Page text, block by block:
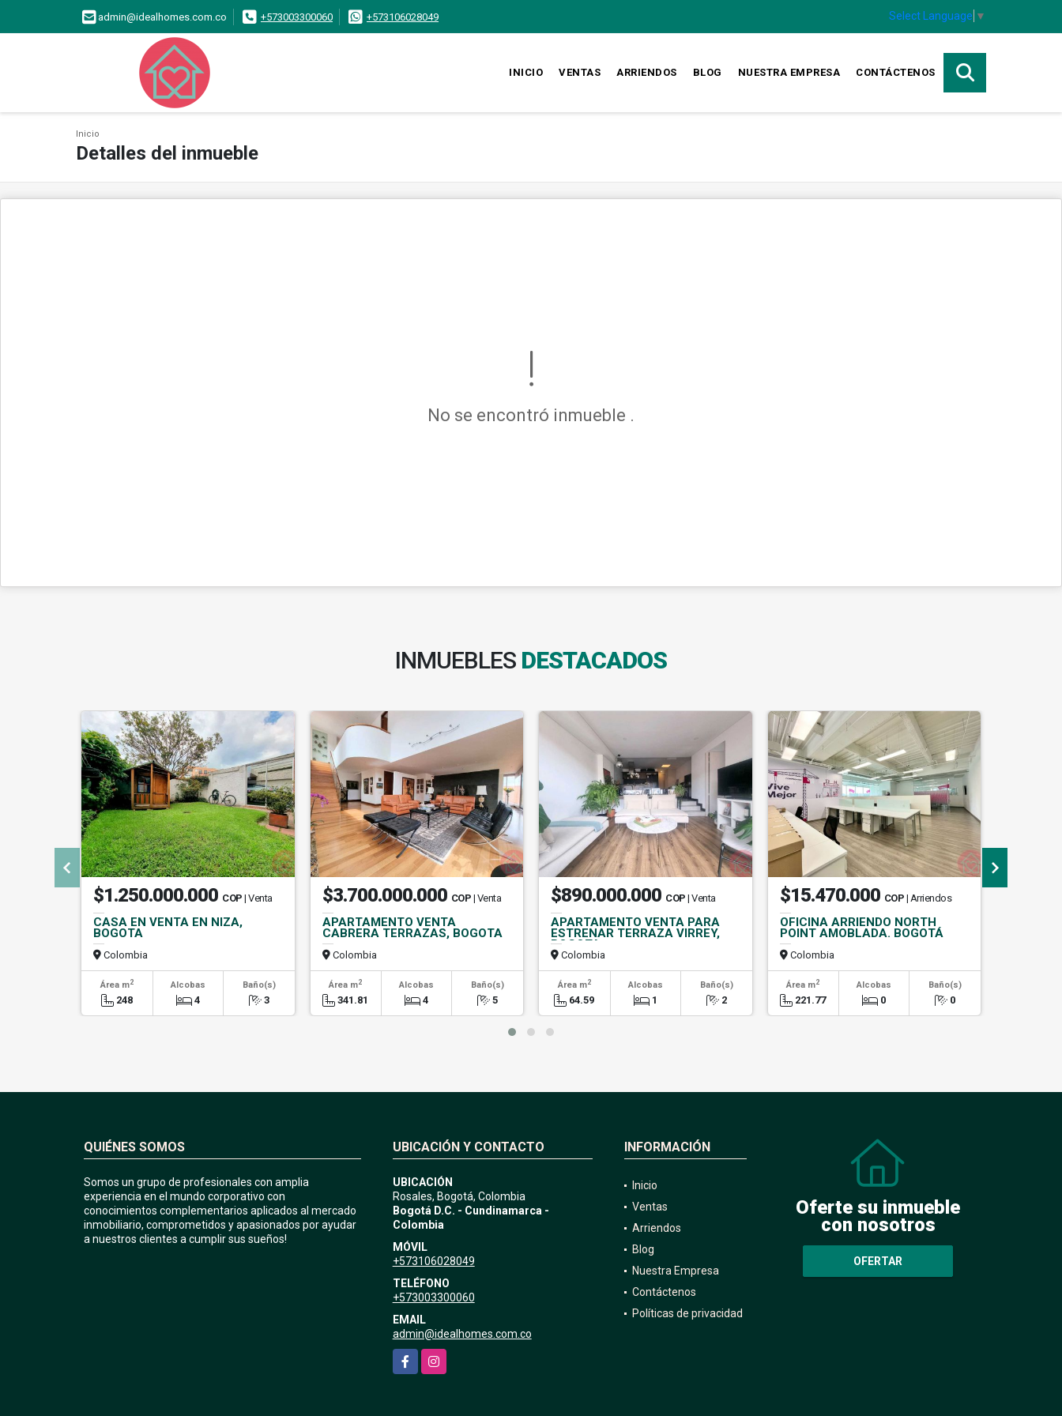
admin@idealhomes.com.co +573003300060 +573106028049 Select Language ▼
INICIO VENTAS ARRIENDOS BLOG NUESTRA EMPRESA CONTÁCTENOS
Inicio
Detalles del inmueble
No se encontró inmueble .
INMUEBLES DESTACADOS
$1.250.000.000 COP | Venta
CASA EN VENTA EN NIZA,
BOGOTA
Colombia
Área m2
248
Alcobas
4
Baño(s)
3
$3.700.000.000 COP | Venta
APARTAMENTO VENTA
CABRERA TERRAZAS, BOGOTA
Colombia
Área m2
341.81
Alcobas
4
Baño(s)
5
$890.000.000 COP | Venta
APARTAMENTO VENTA PARA
ESTRENAR TERRAZA VIRREY,
BOGOTA
Colombia
Área m2
64.59
Alcobas
1
Baño(s)
2
$15.470.000 COP | Arriendos
OFICINA ARRIENDO NORTH
POINT AMOBLADA. BOGOTÁ
Colombia
Área m2
221.77
Alcobas
0
Baño(s)
0
QUIÉNES SOMOS
Somos un grupo de profesionales con amplia
experiencia en el mundo corporativo con
conocimientos complementarios aplicados al mercado
inmobiliario, comprometidos y apasionados por ayudar
a nuestros clientes a cumplir sus sueños!
UBICACIÓN Y CONTACTO
UBICACIÓN
Rosales, Bogotá, Colombia
Bogotá D.C. - Cundinamarca -
Colombia
MÓVIL
+573106028049
TELÉFONO
+573003300060
EMAIL
admin@idealhomes.com.co
FacebookInstagram
INFORMACIÓN
Inicio
Ventas
Arriendos
Blog
Nuestra Empresa
Contáctenos
Políticas de privacidad
Oferte su inmueble
con nosotros
OFERTAR